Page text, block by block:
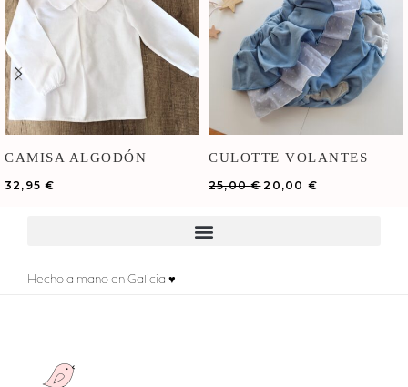
CAMISA ALGODÓN
32,95€
CULOTTE VOLANTES
25,00€ 20,00 €
Hecho a mano en Galicia ♥